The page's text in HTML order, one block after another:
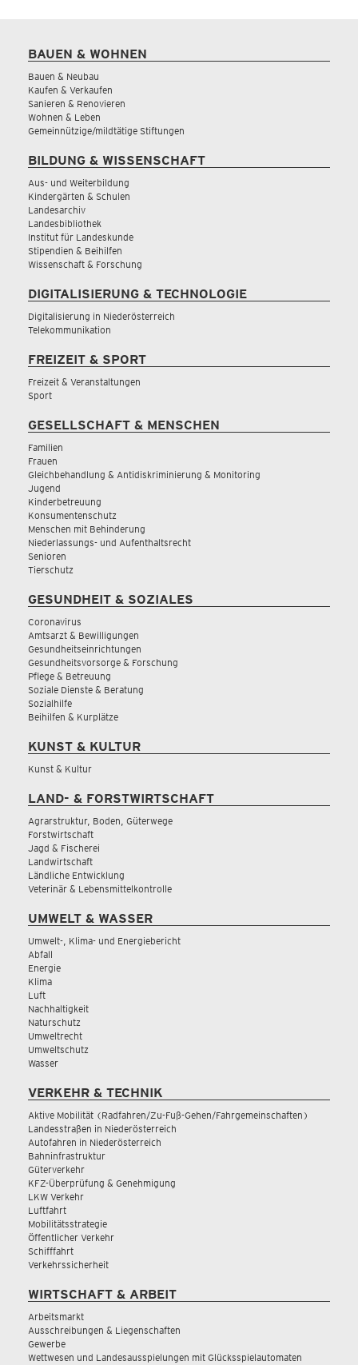
BAUEN & WOHNEN
Bauen & Neubau
Kaufen & Verkaufen
Sanieren & Renovieren
Wohnen & Leben
Gemeinnützige/mildtätige Stiftungen
BILDUNG & WISSENSCHAFT
Aus- und Weiterbildung
Kindergärten & Schulen
Landesarchiv
Landesbibliothek
Institut für Landeskunde
Stipendien & Beihilfen
Wissenschaft & Forschung
DIGITALISIERUNG & TECHNOLOGIE
Digitalisierung in Niederösterreich
Telekommunikation
FREIZEIT & SPORT
Freizeit & Veranstaltungen
Sport
GESELLSCHAFT & MENSCHEN
Familien
Frauen
Gleichbehandlung & Antidiskriminierung & Monitoring
Jugend
Kinderbetreuung
Konsumentenschutz
Menschen mit Behinderung
Niederlassungs- und Aufenthaltsrecht
Senioren
Tierschutz
GESUNDHEIT & SOZIALES
Coronavirus
Amtsarzt & Bewilligungen
Gesundheitseinrichtungen
Gesundheitsvorsorge & Forschung
Pflege & Betreuung
Soziale Dienste & Beratung
Sozialhilfe
Beihilfen & Kurplätze
KUNST & KULTUR
Kunst & Kultur
LAND- & FORSTWIRTSCHAFT
Agrarstruktur, Boden, Güterwege
Forstwirtschaft
Jagd & Fischerei
Landwirtschaft
Ländliche Entwicklung
Veterinär & Lebensmittelkontrolle
UMWELT & WASSER
Umwelt-, Klima- und Energiebericht
Abfall
Energie
Klima
Luft
Nachhaltigkeit
Naturschutz
Umweltrecht
Umweltschutz
Wasser
VERKEHR & TECHNIK
Aktive Mobilität (Radfahren/Zu-Fuß-Gehen/Fahrgemeinschaften)
Landesstraßen in Niederösterreich
Autofahren in Niederösterreich
Bahninfrastruktur
Güterverkehr
KFZ-Überprüfung & Genehmigung
LKW Verkehr
Luftfahrt
Mobilitätsstrategie
Öffentlicher Verkehr
Schifffahrt
Verkehrssicherheit
WIRTSCHAFT & ARBEIT
Arbeitsmarkt
Ausschreibungen & Liegenschaften
Gewerbe
Wettwesen und Landesausspielungen mit Glücksspielautomaten